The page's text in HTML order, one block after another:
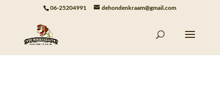
06-25204991 dehondenkraam@gmail.com